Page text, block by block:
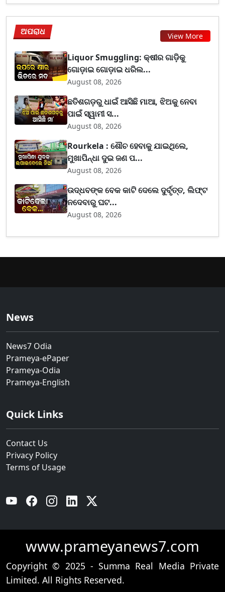
ଅପରାଧ View More
Liquor Smuggling: କ୍ଷୀର ଗାଡ଼ିକୁ
ଗୋଡ଼ାଇ ଗୋଡ଼ାଇ ଧରିଲ...
August 08, 2026
ଛତିଶଗଡ଼ରୁ ଧାଇଁ ଆସିଛି ମାଆ, ଝିଅକୁ ନେବା
ପାଇଁ ସ୍ୱାମୀ ସ...
August 08, 2026
Rourkela : ଶୌଚ ହେବାକୁ ଯାଇଥିଲେ,
ମୁଖାପିନ୍ଧା ଦୁଇ ଜଣ ପ...
August 08, 2026
ଉଦ୍ଧବଙ୍କ ବେକ କାଟି ଦେଲେ ଦୁର୍ବୃତ୍ତ, ଲିଫ୍ଟ
ନଦେବାରୁ ଘଟ...
August 08, 2026
News
News7 Odia
Prameya-ePaper
Prameya-Odia
Prameya-English
Quick Links
Contact Us
Privacy Policy
Terms of Usage
YouTube Facebook Instagram Linkedin
www.prameyanews7.com
Copyright © 2025 - Summa Real Media Private
Limited. All Rights Reserved.